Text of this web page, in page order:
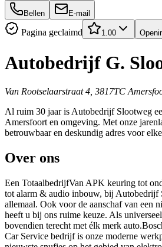
Bellen E-mail
Pagina geclaimd 1.00
Autobedrijf G.
Van Rootselaarstraat 4, 3817TC
Al ruim 30 jaar is Autobedrijf Slootweg
Amersfoort en omgeving. Met onze
betrouwbaar en deskundig adres voor
Over ons
Een TotaalbedrijfVan APK keuring tot
tot alarm & audio inbouw, bij Autobedrijf
allemaal. Ook voor de aanschaf van een
heeft u bij ons ruime keuze. Als
bovendien terecht met élk merk
Car Service bedrijf is onze moderne